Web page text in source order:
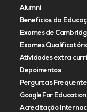
Alumni
Benefícios da
Exames de
Exames
Atividades extra
Depoimentos
Perguntas
Google For Education
Acreditação